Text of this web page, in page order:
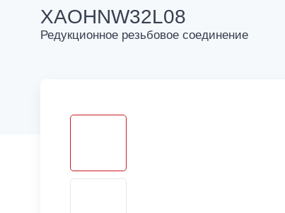
XAOHNW32L08
Редукционное резьбовое соединение